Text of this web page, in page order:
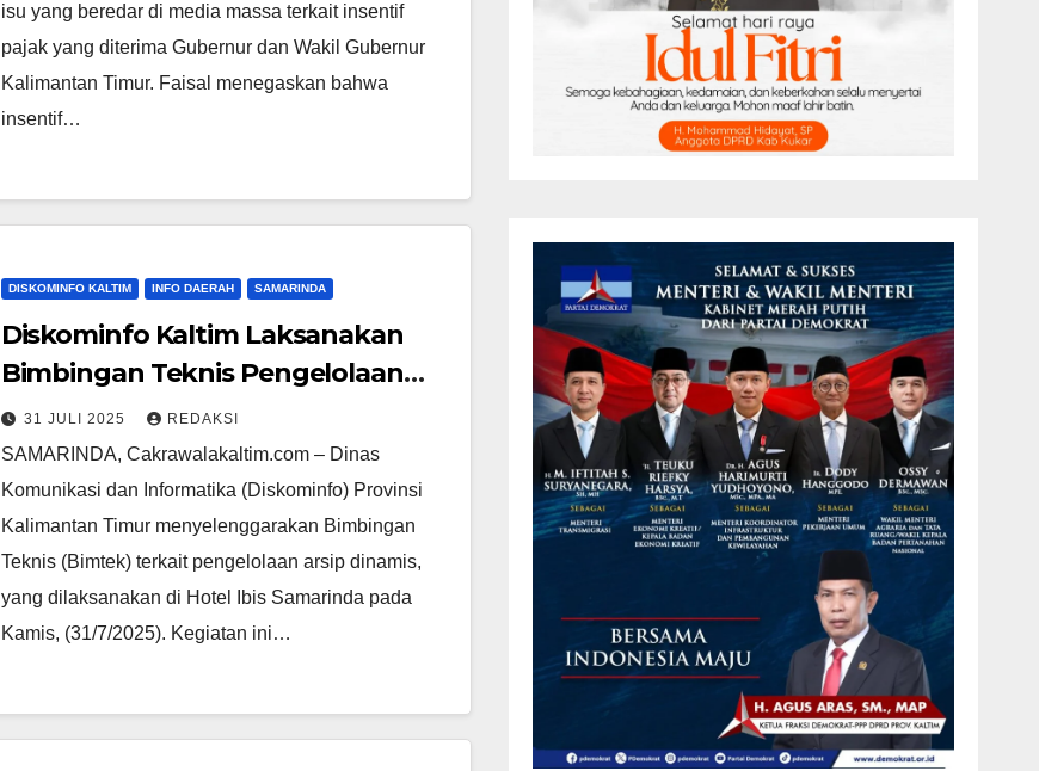
isu yang beredar di media massa terkait insentif
pajak yang diterima Gubernur dan Wakil Gubernur
Kalimantan Timur. Faisal menegaskan bahwa
insentif…
DISKOMINFO KALTIM INFO DAERAH SAMARINDA
Diskominfo Kaltim Laksanakan
Bimbingan Teknis Pengelolaan
Arsip Dinamis untuk Tingkatkan
Efisiensi Administrasi
31 JULI 2025 REDAKSI
SAMARINDA, Cakrawalakaltim.com – Dinas
Komunikasi dan Informatika (Diskominfo) Provinsi
Kalimantan Timur menyelenggarakan Bimbingan
Teknis (Bimtek) terkait pengelolaan arsip dinamis,
yang dilaksanakan di Hotel Ibis Samarinda pada
Kamis, (31/7/2025). Kegiatan ini…